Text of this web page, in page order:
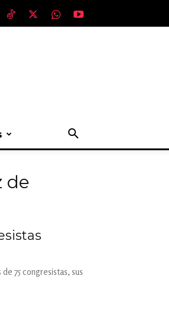
de
75 congresistas, sus